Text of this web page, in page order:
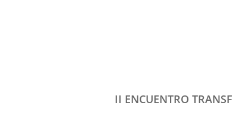
II ENCUENTRO